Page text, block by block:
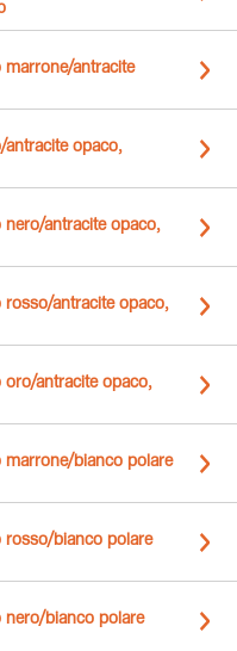
antracite
opaco,
antracite opaco,
antracite opaco,
antracite opaco,
bianco polare
rosso/bianco polare
nero/bianco polare